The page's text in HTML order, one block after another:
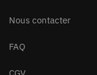
Nous contacter
FAQ